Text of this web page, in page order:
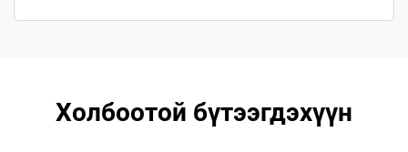
Холбоотой бүтээгдэхүүн